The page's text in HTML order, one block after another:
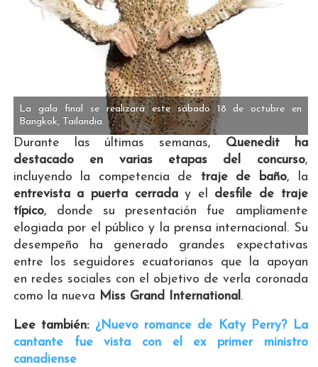
La gala final se realizará este sábado 18 de octubre en
Bangkok, Tailandia.
Durante las últimas semanas, Quenedit ha
destacado en varias etapas del concurso,
incluyendo la competencia de traje de baño, la
entrevista a puerta cerraday el desfile de traje
típico, donde su presentación fue ampliamente
elogiada por el público y la prensa internacional. Su
desempeño ha generado grandes expectativas
entre los seguidores ecuatorianos que la apoyan
en redes sociales con el objetivo de verla coronada
como la nueva Miss Grand International.
Lee también: ¿Nuevo romance de Katy Perry? La
cantante fue vista con el ex primer ministro
canadiense